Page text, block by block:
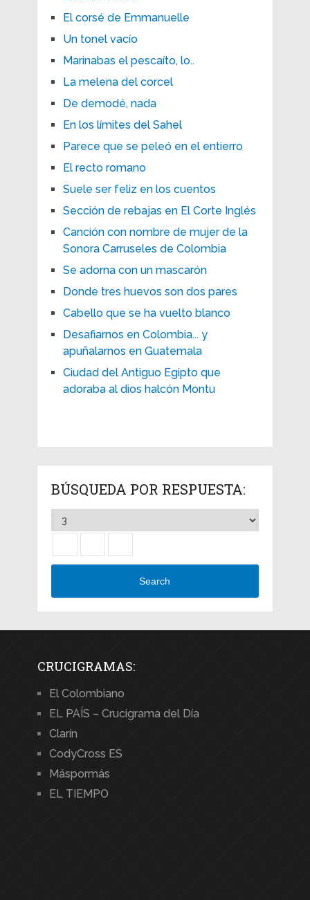
El corsé de Emmanuelle
Un tonel vacío
Marinabas el pescaíto, lo..
La melena del corcel
De demodé, nada
En los límites del Sahel
Parece que se peleó en el entierro
El recto romano
Suele ser feliz en los cuentos
Sección de rebajas en El Corte Inglés
Canción con nombre de mujer de la
Sonora Carruseles de Colombia
Se adorna con un mascarón
Donde tres huevos son dos pares
Cabello que se ha vuelto blanco
Desafiarnos en Colombia... y
apuñalarnos en Guatemala
Ciudad del Antiguo Egipto que
adoraba al dios halcón Montu
BÚSQUEDA POR RESPUESTA:
Search
CRUCIGRAMAS:
El Colombiano
EL PAÍS – Crucigrama del Día
Clarín
CodyCross ES
Máspormás
EL TIEMPO